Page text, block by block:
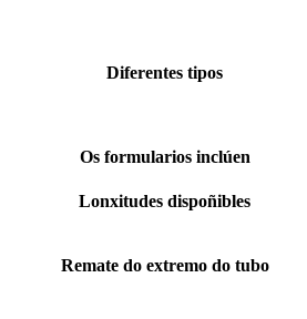
Diferentes tipos
Os formularios inclúen
Lonxitudes dispoñibles
Remate do extremo do tubo